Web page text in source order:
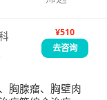
¥510
去咨询
胸腺瘤、胸壁肉